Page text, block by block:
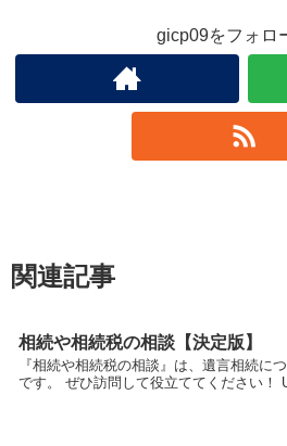
gicp09をフォロ
関連記事
相続や相続税の相談【決定版】
『相続や相続税の相談』は、遺言相続に
です。 ぜひ訪問して役立ててください！